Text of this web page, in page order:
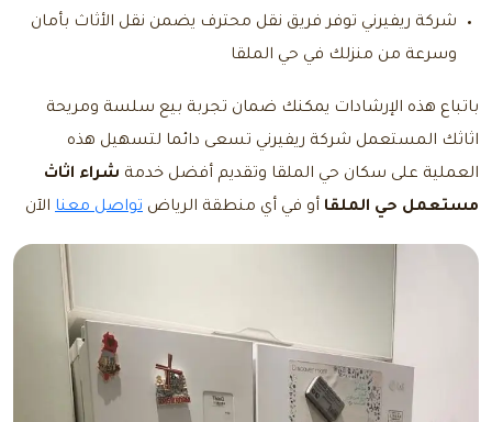
شركة ريفيرني توفر فريق نقل محترف يضمن نقل الأثاث بأمان
وسرعة من منزلك في حي الملقا
باتباع هذه الإرشادات يمكنك ضمان تجربة بيع سلسة ومريحة
اثاثك المستعمل شركة ريفيرني تسعى دائما لتسهيل هذه
العملية على سكان حي الملقا وتقديم أفضل خدمة شراء اثاث
مستعمل حي الملقا أو في أي منطقة الرياض تواصل معنا الآن